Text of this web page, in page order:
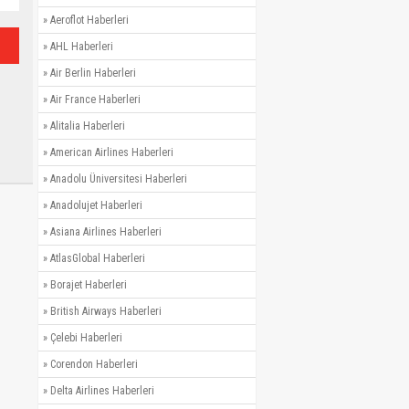
» Aeroflot Haberleri
» AHL Haberleri
» Air Berlin Haberleri
» Air France Haberleri
» Alitalia Haberleri
» American Airlines Haberleri
» Anadolu Üniversitesi Haberleri
» Anadolujet Haberleri
» Asiana Airlines Haberleri
» AtlasGlobal Haberleri
» Borajet Haberleri
» British Airways Haberleri
» Çelebi Haberleri
» Corendon Haberleri
» Delta Airlines Haberleri